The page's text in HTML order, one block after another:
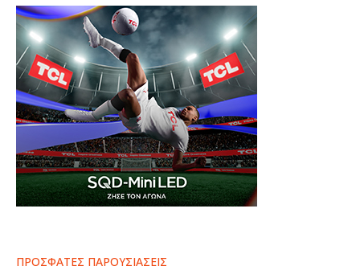
ΠΡΟΣΦΑΤΕΣ ΠΑΡΟΥΣΙΑΣΕΙΣ